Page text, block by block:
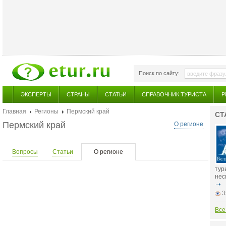
Поиск по сайту:
ЭКСПЕРТЫ СТРАНЫ СТАТЬИ СПРАВОЧНИК ТУРИСТА
Главная Регионы
Пермский край
О регионе
Пермский край
Вопросы Статьи О регионе